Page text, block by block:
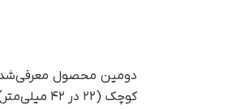
دومین محصول
کوچک (۲۲